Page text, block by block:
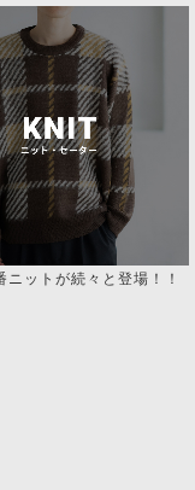
ニットが続々と登場！！